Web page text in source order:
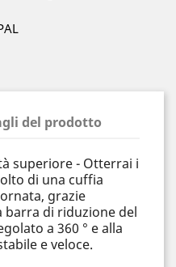
del prodotto
superiore - Otterrai i
di una cuffia
grazie
di riduzione del
a 360 ° e alla
e veloce.